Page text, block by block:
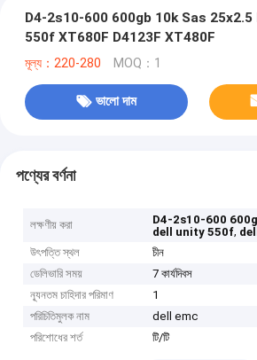
D4-2s10-600 600gb 10k Sas
550f XT680F D4123F XT480F
মূল্য：220-280 MOQ：1
ভালো দাম
পণ্যের বর্ণনা
লক্ষণীয় করা D4-2s10-600
dell unity 550f,
উৎপত্তি স্থল
চীন
ডেলিভারি সময়
7 কার্যদিবস
ন্যূনতম চাহিদার পরিমাণ
1
পরিচিতিমুলক নাম
dell emc
পরিশোধের শর্ত
টি/টি